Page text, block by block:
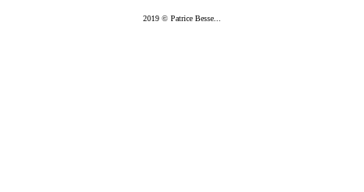
2019 © Patrice Besse...